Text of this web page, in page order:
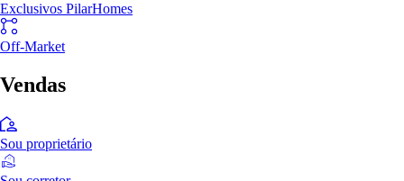
Exclusivos PilarHomes
Off-Market
Vendas
Sou proprietário